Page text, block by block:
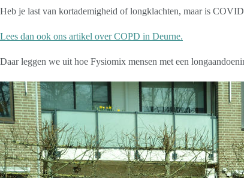
Heb je last van kortademigheid of longklachten, maar is
Lees dan ook ons artikel over COPD in Deurne.
Daar leggen we uit hoe Fysiomix mensen met een